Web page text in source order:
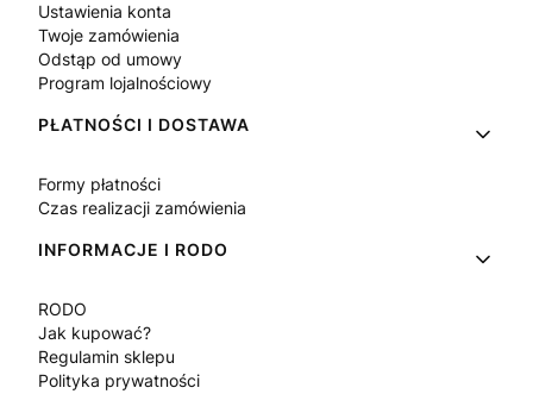
Ustawienia konta
Twoje zamówienia
Odstąp od umowy
Program lojalnościowy
PŁATNOŚCI I DOSTAWA
Formy płatności
Czas realizacji zamówienia
INFORMACJE I RODO
RODO
Jak kupować?
Regulamin sklepu
Polityka prywatności